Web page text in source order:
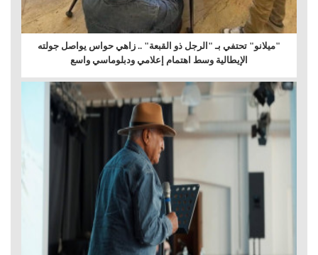
"ميلانو" تحتفي بـ "الرجل ذو القبعة" .. زاهي حواس يواصل جولته
الإيطالية وسط اهتمام إعلامي ودبلوماسي واسع